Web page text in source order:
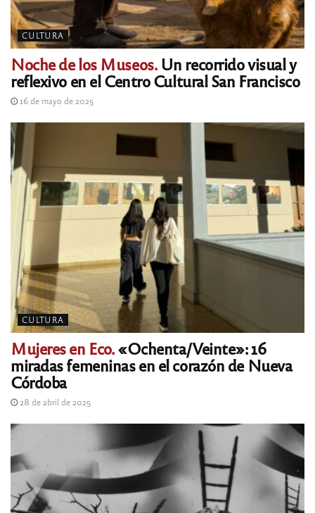
CULTURA
Noche de los Museos.Un recorrido visual y
reflexivo en el Centro Cultural San Francisco
16 de mayo de 2025
CULTURA
Mujeres en Eco.«Ochenta/Veinte»: 16
miradas femeninas en el corazón de Nueva
Córdoba
28 de abril de 2025